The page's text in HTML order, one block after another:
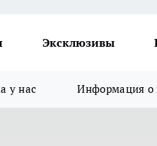
Эксклюзивы
у нас Информация о